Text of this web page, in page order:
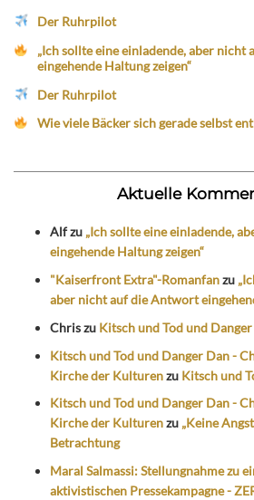
Der Ruhrpilot
„Ich sollte eine einladende, aber
eingehende Haltung zeigen“
Der Ruhrpilot
Wie viele Bäcker sich gerade selbst
Aktuelle
Alfzu „Ich sollte eine einladende,
eingehende Haltung zeigen“
"Kaiserfront Extra"-Romanfanzu
aber nicht auf die Antwort
Chriszu Kitsch und Tod und
Kitsch und Tod und Danger Dan -
Kirche der Kulturenzu Kitsch und
Kitsch und Tod und Danger Dan -
Kirche der Kulturenzu „Keine
Betrachtung
Maral Salmassi: Stellungnahme zu
aktivistischen Pressekampagne -